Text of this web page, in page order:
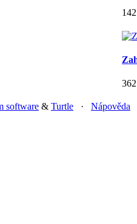
software & Turtle · Nápověda